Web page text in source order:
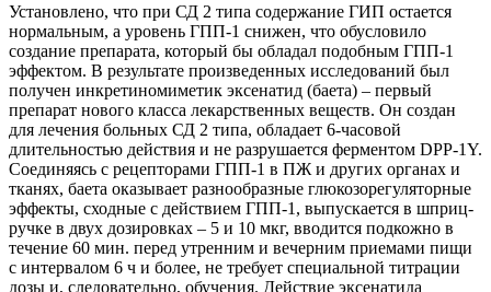
Установлено, что при СД 2 типа содержание ГИП остается
нормальным, а уровень ГПП-1 снижен, что обусловило
создание препарата, который бы обладал подобным ГПП-1
эффектом. В результате произведенных исследований был
получен инкретиномиметик эксенатид (баета) – первый
препарат нового класса лекарственных веществ. Он создан
для лечения больных СД 2 типа, обладает 6-часовой
длительностью действия и не разрушается ферментом DPP-1Y.
Соединяясь с рецепторами ГПП-1 в ПЖ и других органах и
тканях, баета оказывает разнообразные глюкозорегуляторные
эффекты, сходные с действием ГПП-1, выпускается в шприц-
ручке в двух дозировках – 5 и 10 мкг, вводится подкожно в
течение 60 мин. перед утренним и вечерним приемами пищи
с интервалом 6 ч и более, не требует специальной титрации
дозы и, следовательно, обучения. Действие эксенатида